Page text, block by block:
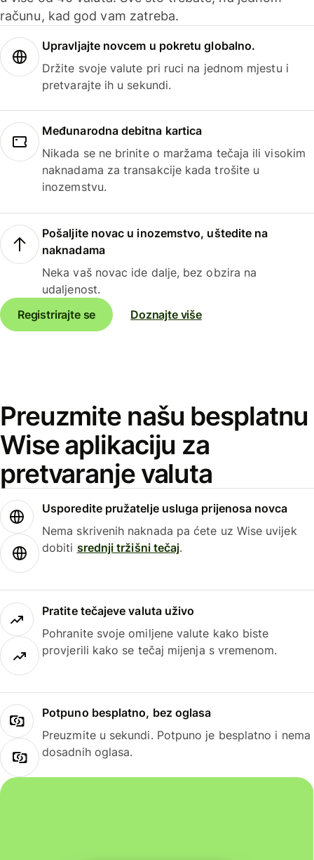
računu, kad god vam zatreba.
Upravljajte novcem u pokretu globalno.
Držite svoje valute pri ruci na jednom mjestu i
pretvarajte ih u sekundi.
Međunarodna debitna kartica
Nikada se ne brinite o maržama tečaja ili visokim
naknadama za transakcije kada trošite u
inozemstvu.
Pošaljite novac u inozemstvo, uštedite na
naknadama
Neka vaš novac ide dalje, bez obzira na
udaljenost.
Registrirajte se
Doznajte više
Preuzmite našu besplatnu
Wise aplikaciju za
pretvaranje valuta
Usporedite pružatelje usluga prijenosa novca
Nema skrivenih naknada pa ćete uz Wise uvijek
dobiti srednji tržišni tečaj.
Pratite tečajeve valuta uživo
Pohranite svoje omiljene valute kako biste
provjerili kako se tečaj mijenja s vremenom.
Potpuno besplatno, bez oglasa
Preuzmite u sekundi. Potpuno je besplatno i nema
dosadnih oglasa.